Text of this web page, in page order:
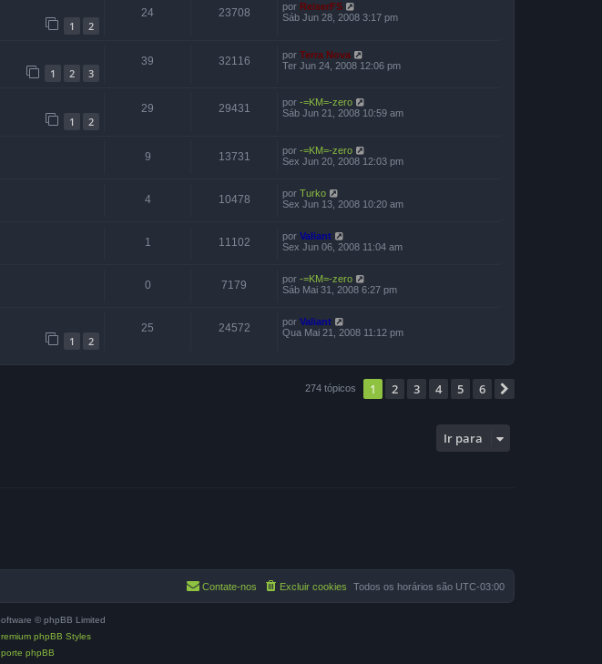
1 2
24 23708 por ReiserFS
Sáb Jun 28, 2008 3:17 pm
1 2 3
39 32116 por Terra Nova
Ter Jun 24, 2008 12:06 pm
1 2
29 29431 por -=KM=-zero
Sáb Jun 21, 2008 10:59 am
9 13731 por -=KM=-zero
Sex Jun 20, 2008 12:03 pm
4 10478 por Turko
Sex Jun 13, 2008 10:20 am
1 11102 por Valiant
Sex Jun 06, 2008 11:04 am
0 7179 por -=KM=-zero
Sáb Mai 31, 2008 6:27 pm
1 2
25 24572 por Valiant
Qua Mai 21, 2008 11:12 pm
274 tópicos 1 2 3 4 5 6
Ir para
Todos os horários são UTC-03:00
Excluir cookies
Contate-nos
© phpBB Limited
phpBB Styles
phpBB